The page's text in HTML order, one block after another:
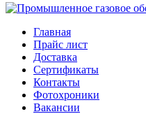
Главная
Прайс лист
Доставка
Сертификаты
Контакты
Фотохроники
Вакансии